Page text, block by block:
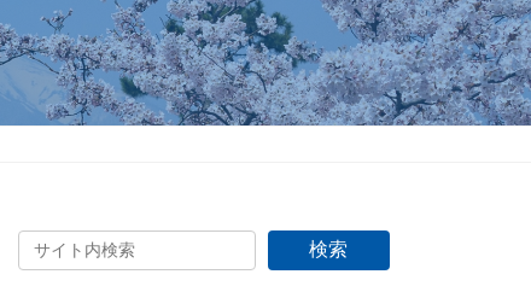
検索